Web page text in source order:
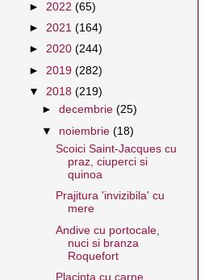
► 2022 (65)
► 2021 (164)
► 2020 (244)
► 2019 (282)
▼ 2018 (219)
►decembrie(25)
▼ noiembrie(18)
Scoici Saint-Jacques cu
praz, ciuperci si
quinoa
Prajitura 'invizibila' cu
mere
Andive cu portocale,
nuci si branza
Roquefort
Placinta cu carne,